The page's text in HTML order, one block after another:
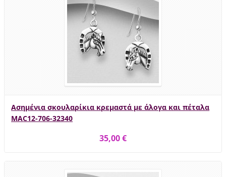
Ασημένια σκουλαρίκια κρεμαστά με άλογα και πέταλα
MAC12-706-32340
35,00 €